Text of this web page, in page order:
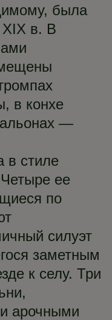
была
XIX в. В
в конхе
—
в стиле
ее
по
силуэт
заметным
к селу. Три
арочными